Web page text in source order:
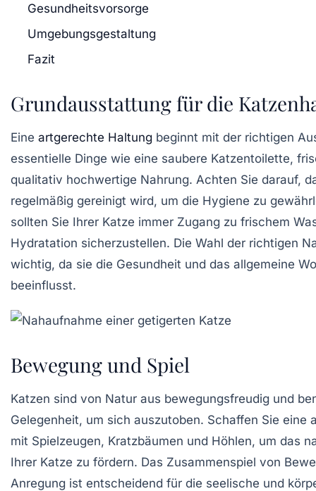
Gesundheitsvorsorge
Umgebungsgestaltung
Fazit
Grundausstattung für die
Eine artgerechte Haltung beginnt mit der richtigen
essentielle Dinge wie eine saubere Katzentoilette,
qualitativ hochwertige Nahrung. Achten Sie darauf,
regelmäßig gereinigt wird, um die Hygiene zu
sollten Sie Ihrer Katze immer Zugang zu frischem
Hydratation sicherzustellen. Die Wahl der richtigen
wichtig, da sie die Gesundheit und das allgemeine
beeinflusst.
Bewegung und Spiel
Katzen sind von Natur aus bewegungsfreudig und
Gelegenheit, um sich auszutoben. Schaffen Sie eine
mit Spielzeugen, Kratzbäumen und Höhlen, um das
Ihrer Katze zu fördern. Das Zusammenspiel von
Anregung ist entscheidend für die seelische und